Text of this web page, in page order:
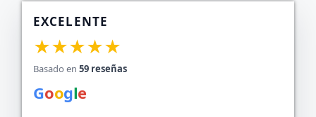
EXCELENTE
★★★★★
Basado en59 reseñas
Google